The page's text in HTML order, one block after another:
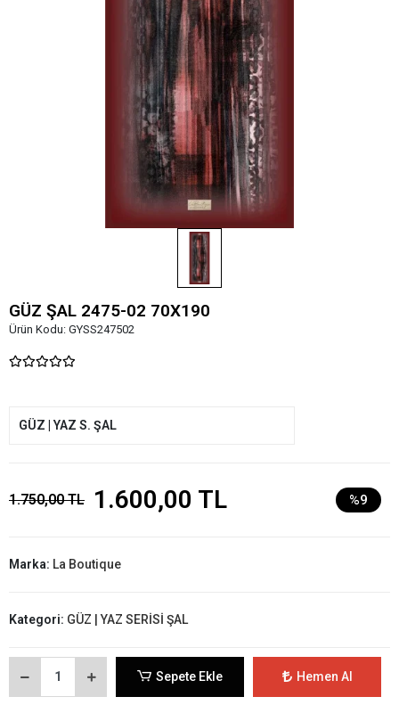
GÜZ ŞAL 2475-02 70X190
Ürün Kodu: GYSS247502
GÜZ | YAZ S. ŞAL
1.750,00 TL 1.600,00 TL %9
Marka: La Boutique
Kategori: GÜZ | YAZ SERİSİ ŞAL
Sepete Ekle Hemen Al